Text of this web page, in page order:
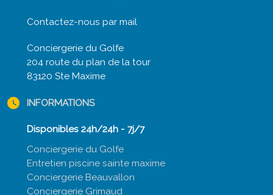
Contactez-nous par mail
Conciergerie du Golfe
204 route du plan de la tour
83120 Ste Maxime
watch_later INFORMATIONS
Disponibles 24h/24h - 7j/7
Conciergerie du Golfe
Entretien piscine sainte maxime
Conciergerie Beauvallon
Conciergerie Grimaud